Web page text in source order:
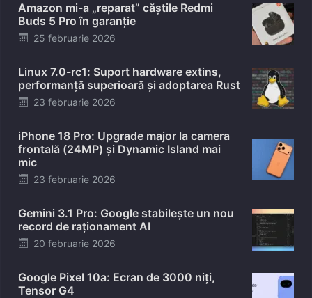
Amazon mi-a „reparat” căștile Redmi
Buds 5 Pro în garanție
Posted
25 februarie 2026
Linux 7.0-rc1: Suport hardware extins,
performanță superioară și adoptarea Rust
Posted
23 februarie 2026
iPhone 18 Pro: Upgrade major la camera
frontală (24MP) și Dynamic Island mai
mic
Posted
23 februarie 2026
Gemini 3.1 Pro: Google stabilește un nou
record de raționament AI
Posted
20 februarie 2026
Google Pixel 10a: Ecran de 3000 niți,
Tensor G4